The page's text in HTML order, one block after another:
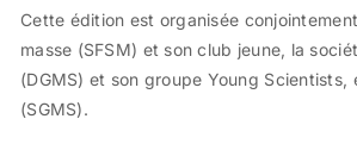
Cette édition est organisée
masse (SFSM) et son club jeune, la
(DGMS) et son groupe Young
(SGMS).